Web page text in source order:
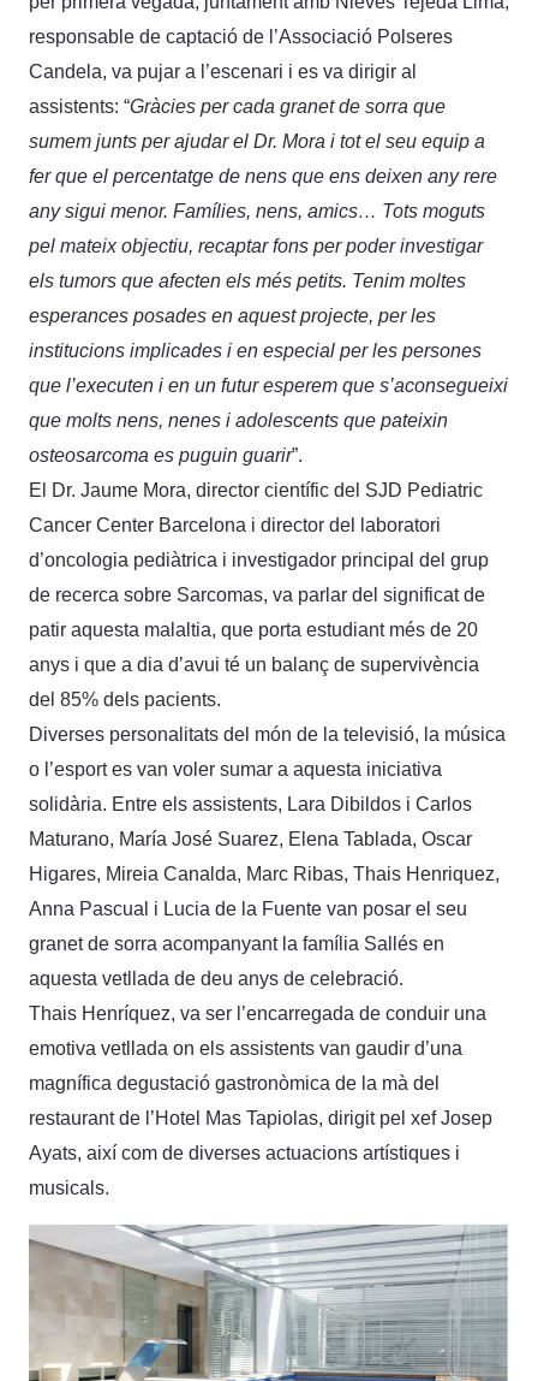
responsable de captació de l’Associació Polseres
Candela, va pujar a l’escenari i es va dirigir al
assistents: “Gràcies per cada granet de sorra que
sumem junts per ajudar el Dr. Mora i tot el seu equip a
fer que el percentatge de nens que ens deixen any rere
any sigui menor. Famílies, nens, amics… Tots moguts
pel mateix objectiu, recaptar fons per poder investigar
els tumors que afecten els més petits. Tenim moltes
esperances posades en aquest projecte, per les
institucions implicades i en especial per les persones
que l’executen i en un futur esperem que s’aconsegueixi
que molts nens, nenes i adolescents que pateixin
osteosarcoma es puguin guarir”.
El Dr. Jaume Mora, director científic del SJD Pediatric
Cancer Center Barcelona i director del laboratori
d’oncologia pediàtrica i investigador principal del grup
de recerca sobre Sarcomas, va parlar del significat de
patir aquesta malaltia, que porta estudiant més de 20
anys i que a dia d’avui té un balanç de supervivència
del 85% dels pacients.
Diverses personalitats del món de la televisió, la música
o l’esport es van voler sumar a aquesta iniciativa
solidària. Entre els assistents, Lara Dibildos i Carlos
Maturano, María José Suarez, Elena Tablada, Oscar
Higares, Mireia Canalda, Marc Ribas, Thais Henriquez,
Anna Pascual i Lucia de la Fuente van posar el seu
granet de sorra acompanyant la família Sallés en
aquesta vetllada de deu anys de celebració.
Thais Henríquez, va ser l’encarregada de conduir una
emotiva vetllada on els assistents van gaudir d’una
magnífica degustació gastronòmica de la mà del
restaurant de l’Hotel Mas Tapiolas, dirigit pel xef Josep
Ayats, així com de diverses actuacions artístiques i
musicals.